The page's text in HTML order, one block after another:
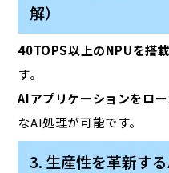
解）
40TOPS以上のNPUを搭載
す。
AIアプリケーションをロ
なAI処理が可能です。
3. 生産性を革新す